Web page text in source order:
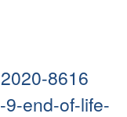
8616
end-of-life-